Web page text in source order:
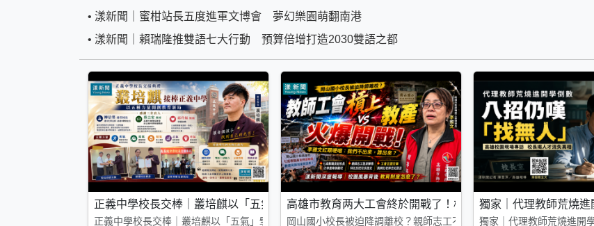
• 漾新聞｜蜜柑站長五度進軍文博會 夢幻樂園萌翻南港
• 漾新聞｜賴瑞隆推雙語七大行動 預算倍增打造2030雙語之都
正義中學校長交棒｜叢培麒以「五氣」擘畫教育新局
正義中學校長交棒｜叢培麒以「五氣」擘畫教育新局
高雄市教育两大工會終於開戰了！校長要被拔掉親師群起抗議
岡山國小校長被迫降調離校？親師志工不滿市府陳情 教師工會槓上教產
獨家｜代理教師荒燒
獨家｜代理教師荒燒進開